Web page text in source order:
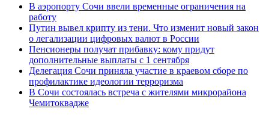
В аэропорту Сочи ввели временные ограничения на
работу
Путин вывел крипту из тени. Что изменит новый закон
о легализации цифровых валют в России
Пенсионеры получат прибавку: кому придут
дополнительные выплаты с 1 сентября
Делегация Сочи приняла участие в краевом сборе по
профилактике идеологии терроризма
В Сочи состоялась встреча с жителями микрорайона
Чемитоквадже